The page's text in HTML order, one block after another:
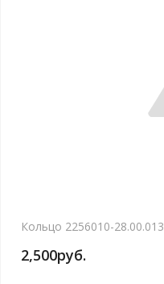
Кольцо 2256010-28.00.013
2,500руб.